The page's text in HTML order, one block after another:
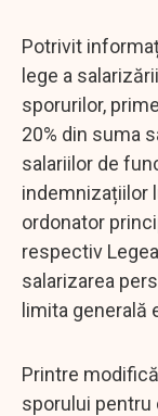
Potrivit
lege a
sporurilor,
20% din suma
salariilor de
indemnizațiilor
ordonator
respectiv
salarizarea
limita generală
Printre
sporului pentru